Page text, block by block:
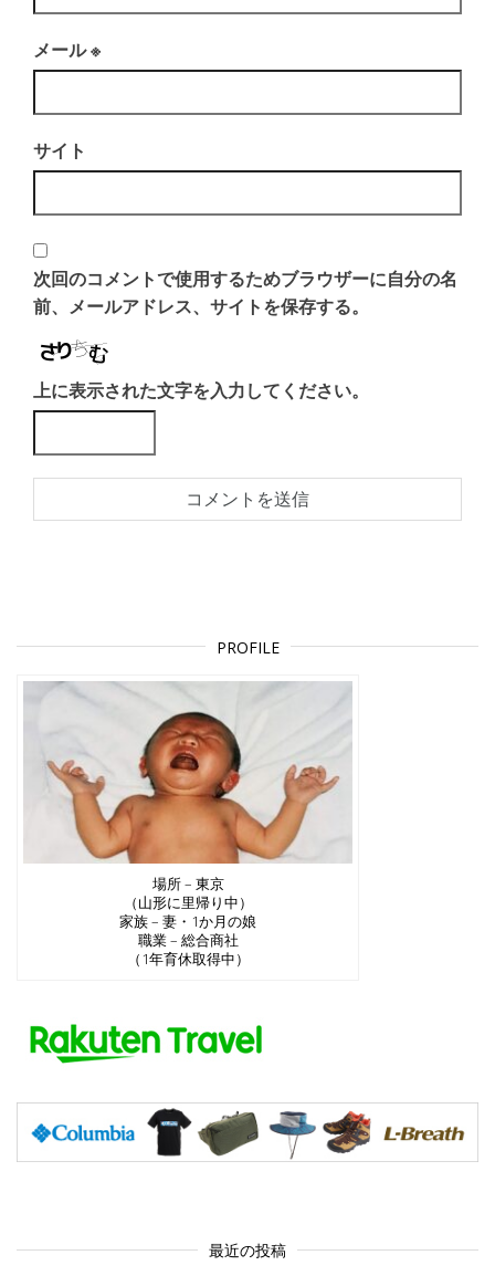
メール※
サイト
次回のコメントで使用するためブラウザーに自分の名
前、メールアドレス、サイトを保存する。
上に表示された文字を入力してください。
PROFILE
場所 – 東京
（山形に里帰り中）
家族 – 妻・1か月の娘
職業 – 総合商社
（1年育休取得中）
最近の投稿